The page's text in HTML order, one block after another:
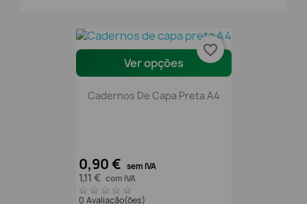
Ver opções
Cadernos De Capa Preta A4
0,90 € sem IVA
1,11 € com IVA
0 Avaliação(ões)
favorite_border